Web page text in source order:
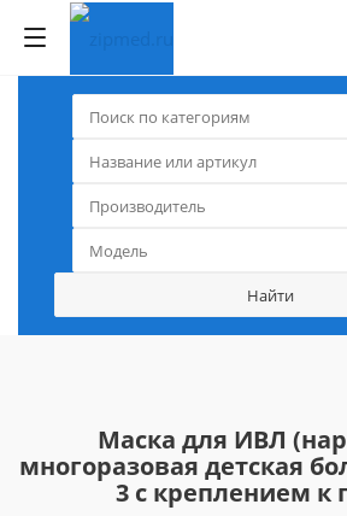
Маска для ИВЛ
многоразовая детская
3 с креплением к